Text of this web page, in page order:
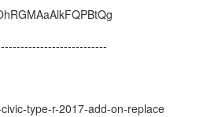
type-r-2017-add-on-replace